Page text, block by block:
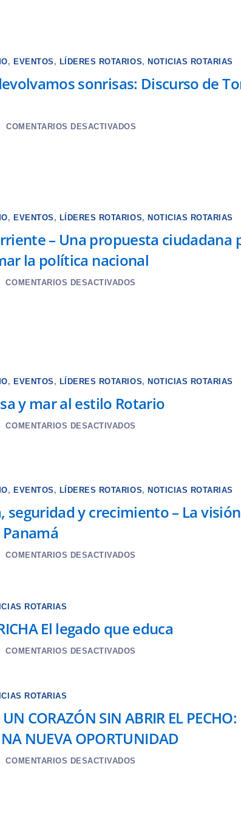
, EVENTOS , LÍDERES ROTARIOS, NOTICIAS ROTARIAS
sonrisas: Discurso de
COMENTARIOS DESACTIVADOS
, EVENTOS , LÍDERES ROTARIOS, NOTICIAS ROTARIAS
– Una propuesta ciudadana
la política nacional
COMENTARIOS DESACTIVADOS
,EVENTOS , LÍDERES ROTARIOS,NOTICIAS ROTARIAS
y mar al estilo Rotario
COMENTARIOS DESACTIVADOS
,EVENTOS , LÍDERES ROTARIOS,NOTICIAS ROTARIAS
seguridad y crecimiento – La
COMENTARIOS DESACTIVADOS
ROTARIAS
El legado que educa
COMENTARIOS DESACTIVADOS
ROTARIAS
UN CORAZÓN SIN ABRIR EL
NUEVA OPORTUNIDAD
COMENTARIOS DESACTIVADOS